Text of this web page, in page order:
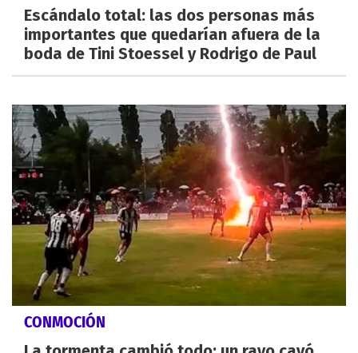
Escándalo total: las dos personas más
importantes que quedarían afuera de la
boda de Tini Stoessel y Rodrigo de Paul
CONMOCIÓN